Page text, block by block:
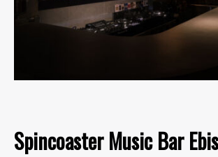
Spincoaster Music Bar